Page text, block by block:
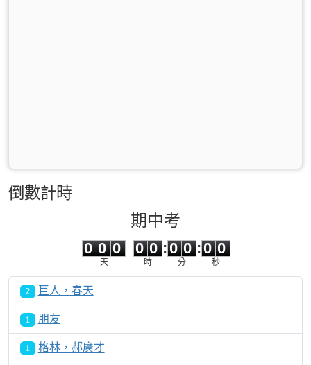
倒數計時
期中考
0 0 0
天
0
0
0
0
時
:
0
0 0
分
:0 0
秒
2 巨人，春天
1 朋友
1 格林，郝廣才